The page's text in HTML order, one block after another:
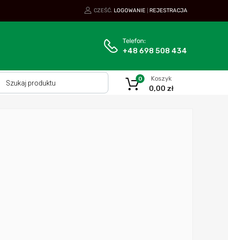
CZEŚĆ. LOGOWANIE REJESTRACJA
Telefon:
+48 698 508 434
Koszyk
0,00 zł
0